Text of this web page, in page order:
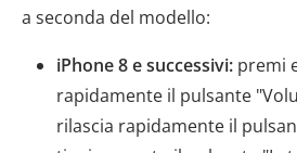
a seconda del modello:
iPhone 8 e successivi: premi
rapidamente il pulsante
rilascia rapidamente il